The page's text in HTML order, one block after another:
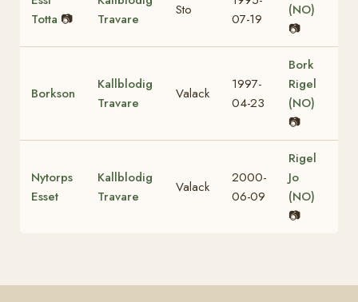
Totta 📷
Travare
Sto
07-19
(NO)
📷
Borkson
Kallblodig
Travare
Valack
1997-
04-23
Bork
Rigel
(NO)
📷
Nytorps
Esset
Kallblodig
Travare
Valack
2000-
06-09
Rigel
Jo
(NO)
📷